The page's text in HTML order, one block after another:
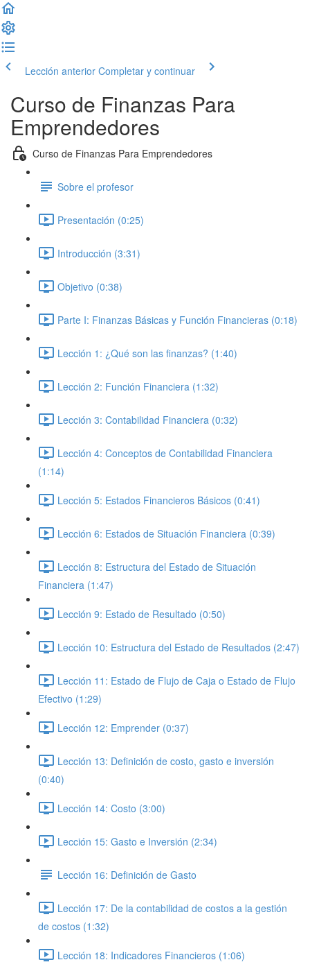
Lección anterior Completar y continuar
Curso de Finanzas Para
Emprendedores
Curso de Finanzas Para Emprendedores
Sobre el profesor
Presentación (0:25)
Introducción (3:31)
Objetivo (0:38)
Parte I: Finanzas Básicas y Función Financieras (0:18)
Lección 1: ¿Qué son las finanzas? (1:40)
Lección 2: Función Financiera (1:32)
Lección 3: Contabilidad Financiera (0:32)
Lección 4: Conceptos de Contabilidad Financiera
(1:14)
Lección 5: Estados Financieros Básicos (0:41)
Lección 6: Estados de Situación Financiera (0:39)
Lección 8: Estructura del Estado de Situación
Financiera (1:47)
Lección 9: Estado de Resultado (0:50)
Lección 10: Estructura del Estado de Resultados (2:47)
Lección 11: Estado de Flujo de Caja o Estado de Flujo
Efectivo (1:29)
Lección 12: Emprender (0:37)
Lección 13: Definición de costo, gasto e inversión
(0:40)
Lección 14: Costo (3:00)
Lección 15: Gasto e Inversión (2:34)
Lección 16: Definición de Gasto
Lección 17: De la contabilidad de costos a la gestión
de costos (1:32)
Lección 18: Indicadores Financieros (1:06)